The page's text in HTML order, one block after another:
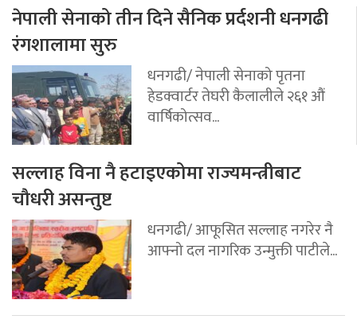
नेपाली सेनाको तीन दिने सैनिक प्रर्दशनी धनगढी
रंगशालामा सुरु
धनगढी/ नेपाली सेनाको पृतना
हेडक्वार्टर तेघरी कैलालीले २६१ औं
वार्षिकोत्सव...
सल्लाह विना नै हटाइएकोमा राज्यमन्त्रीबाट
चौधरी असन्तुष्ट
धनगढी/ आफूसित सल्लाह नगरेर नै
आफ्नो दल नागरिक उन्मुक्ती पाटीले...